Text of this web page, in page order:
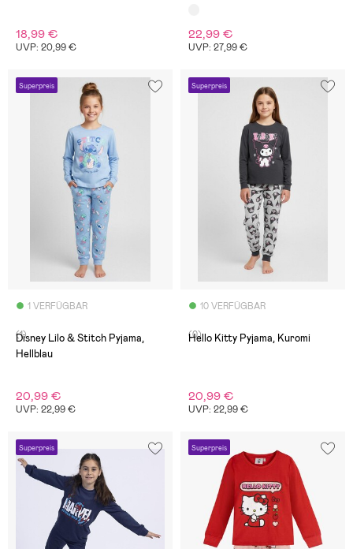
18,99 €
UVP: 20,99 €
22,99 €
UVP: 27,99 €
Superpreis
1 VERFÜGBAR
(1)
Disney Lilo & Stitch Pyjama,
Hellblau
20,99 €
UVP: 22,99 €
Superpreis
10 VERFÜGBAR
(0)
Hello Kitty Pyjama, Kuromi
20,99 €
UVP: 22,99 €
Superpreis Superpreis